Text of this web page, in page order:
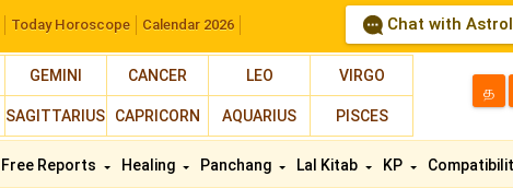
Today Horoscope Calendar 2026 Chat with
GEMINI CANCER LEO VIRGO
SAGITTARIUS CAPRICORN AQUARIUS PISCES
த
Free Reports Healing Panchang Lal Kitab KP